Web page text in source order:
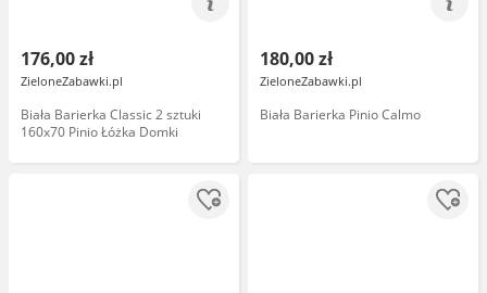
176,00 zł
ZieloneZabawki.pl
Biała Barierka Classic 2 sztuki
160x70 Pinio Łóżka Domki
180,00 zł
ZieloneZabawki.pl
Biała Barierka Pinio Calmo